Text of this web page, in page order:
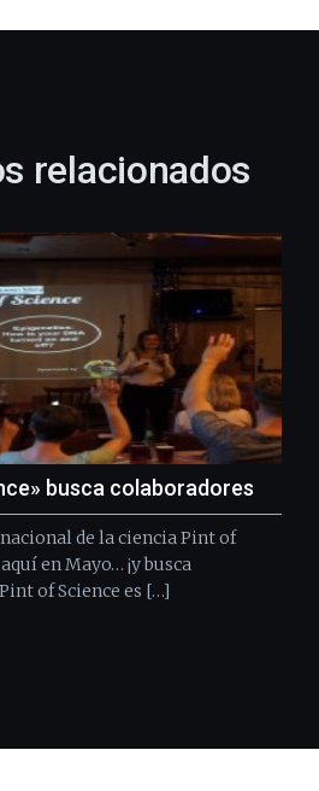
relacionados
busca colaboradores
de la ciencia Pint of
en Mayo… ¡y busca
of Science es […]